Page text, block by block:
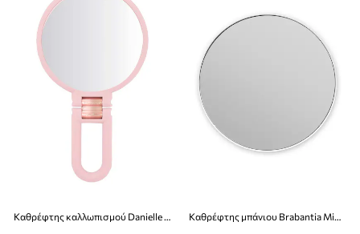
Καθρέφτης καλλωπισμού Danielle Beauty Blush Καθρέφτης μπάνιου Brabantia MindSet